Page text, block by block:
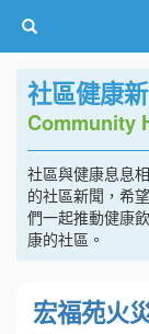
社區健康
Community
社區與健康息息
的社區新聞，希
們一起推動健康
康的社區。
宏福苑火